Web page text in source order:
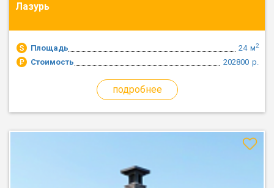
Лазурь
Площадь м2
24
Стоимость
р.
202800
подробнее